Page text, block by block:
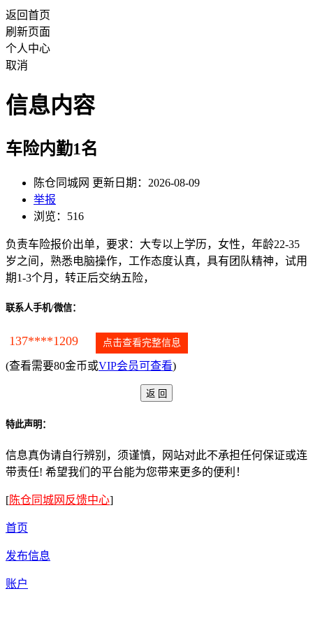
返回首页
刷新页面
个人中心
取消
信息内容
车险内勤1名
陈仓同城网 更新日期：2026-08-09
举报
浏览：516
负责车险报价出单，要求：大专以上学历，女性，年龄22-35
岁之间，熟悉电脑操作，工作态度认真，具有团队精神，试用
期1-3个月，转正后交纳五险，
联系人手机/微信：
137****1209 点击查看完整信息
(查看需要80金币或VIP会员可查看)
特此声明：
信息真伪请自行辨别，须谨慎，网站对此不承担任何保证或连
带责任! 希望我们的平台能为您带来更多的便利！
[陈仓同城网反馈中心]
首页
发布信息
账户